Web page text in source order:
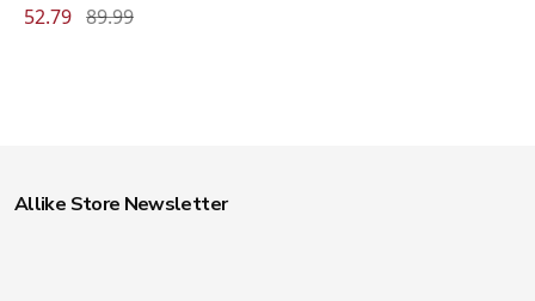
52.79 89.99
Allike Store Newsletter